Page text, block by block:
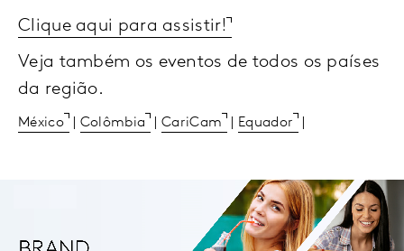
Clique aqui para assistir!
Veja também os eventos de todos os países
da região.
México | Colômbia |CariCam Equador